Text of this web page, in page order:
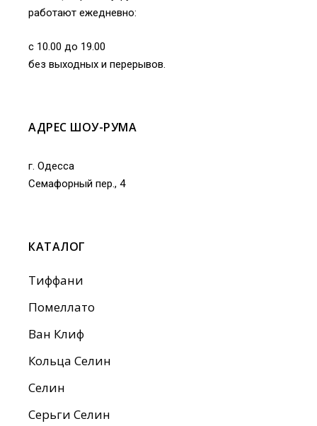
работают ежедневно:
с 10.00 до 19.00
без выходных и перерывов.
АДРЕС ШОУ-РУМА
г. Одесса
Семафорный пер., 4
КАТАЛОГ
Тиффани
Помеллато
Ван Клиф
Кольца Селин
Селин
Серьги Селин